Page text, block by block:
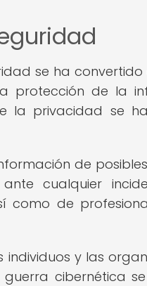
se ha
protección de la
la privacidad se
de
cualquier
como de
y las
cibernética